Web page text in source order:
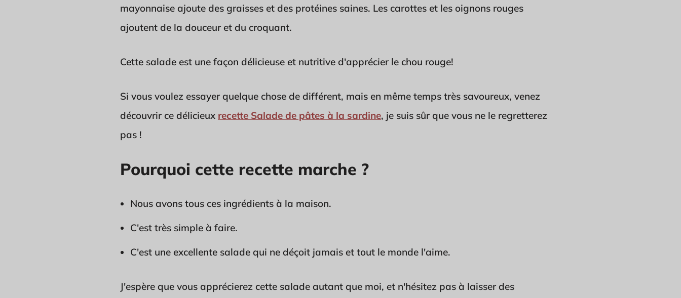
mayonnaise ajoute des graisses et des protéines saines. Les carottes et les oignons rouges
ajoutent de la douceur et du croquant.
Cette salade est une façon délicieuse et nutritive d'apprécier le chou rouge!
Si vous voulez essayer quelque chose de différent, mais en même temps très savoureux, venez
découvrir ce délicieux recette Salade de pâtes à la sardine, je suis sûr que vous ne le regretterez
pas !
Pourquoi cette recette marche ?
Nous avons tous ces ingrédients à la maison.
C'est très simple à faire.
C'est une excellente salade qui ne déçoit jamais et tout le monde l'aime.
J'espère que vous apprécierez cette salade autant que moi, et n'hésitez pas à laisser des